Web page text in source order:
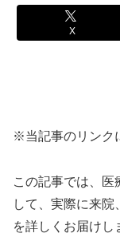
X
※当記事のリンク
この記事では、医
して、実際に来院
を詳しくお届けし